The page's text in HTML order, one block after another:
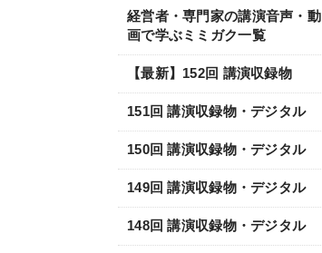
経営者・専門家の講演音声・動
画で学ぶミミガク一覧
【最新】152回 講演収録物
151回 講演収録物・デジタル
150回 講演収録物・デジタル
149回 講演収録物・デジタル
148回 講演収録物・デジタル